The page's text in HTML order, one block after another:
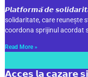
𝙋𝙡𝙖𝙩𝙛𝙤𝙧𝙢𝙖̆ 𝙙𝙚
solidaritate, care reunește
coordona sprijinul acordat
Read More »
𝗔𝗰𝗰𝗲𝘀 𝗹𝗮 𝗰𝗮𝘇𝗮𝗿𝗲